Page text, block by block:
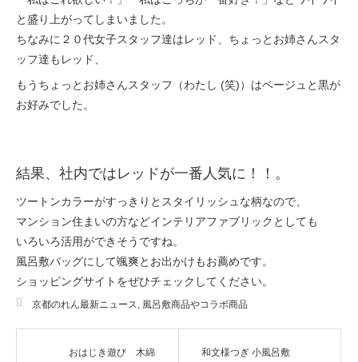
と盛り上がってしまいました。
ちなみに２０代女子スタッフ達はレッド、ちょっとお姉さんスタ
ッフ達もレッド、
もうちょっとお姉さんスタッフ（わたし (笑)）はベージュと黒が
お好みでした。
結果、社内ではレッドが一番人気に！！。
ツートンカラーがすっきりとスタイリッシュな柄なので、
マンション住まいの方などインテリアファブリックとしても
いろいろ活用ができそうですね。
風呂敷バッグにして颯爽とお出かけもお薦めです。
ショッピングサイトをぜひチェックしてください。
京都のれん最新ニュース, 風呂敷商品やコラボ商品
おはじき遊び 木綿 和文様つぎ 小風呂敷